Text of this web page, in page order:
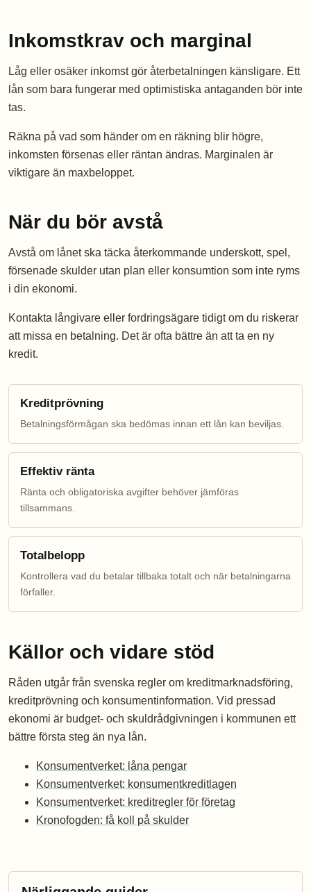
Inkomstkrav och marginal
Låg eller osäker inkomst gör återbetalningen känsligare. Ett
lån som bara fungerar med optimistiska antaganden bör inte
tas.
Räkna på vad som händer om en räkning blir högre,
inkomsten försenas eller räntan ändras. Marginalen är
viktigare än maxbeloppet.
När du bör avstå
Avstå om lånet ska täcka återkommande underskott, spel,
försenade skulder utan plan eller konsumtion som inte ryms
i din ekonomi.
Kontakta långivare eller fordringsägare tidigt om du riskerar
att missa en betalning. Det är ofta bättre än att ta en ny
kredit.
Kreditprövning
Betalningsförmågan ska bedömas innan ett lån kan beviljas.
Effektiv ränta
Ränta och obligatoriska avgifter behöver jämföras
tillsammans.
Totalbelopp
Kontrollera vad du betalar tillbaka totalt och när betalningarna
förfaller.
Källor och vidare stöd
Råden utgår från svenska regler om kreditmarknadsföring,
kreditprövning och konsumentinformation. Vid pressad
ekonomi är budget- och skuldrådgivningen i kommunen ett
bättre första steg än nya lån.
Konsumentverket: låna pengar
Konsumentverket: konsumentkreditlagen
Konsumentverket: kreditregler för företag
Kronofogden: få koll på skulder